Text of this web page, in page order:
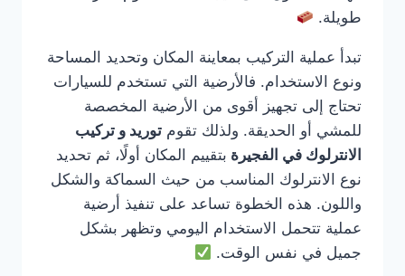
طويلة.
تبدأ عملية التركيب بمعاينة المكان وتحديد المساحة
ونوع الاستخدام. فالأرضية التي تستخدم للسيارات
تحتاج إلى تجهيز أقوى من الأرضية المخصصة
للمشي أو الحديقة. ولذلك تقوم توريد و تركيب
الانترلوك في الفجيرة بتقييم المكان أولًا، ثم تحديد
نوع الانترلوك المناسب من حيث السماكة والشكل
واللون. هذه الخطوة تساعد على تنفيذ أرضية
عملية تتحمل الاستخدام اليومي وتظهر بشكل
جميل في نفس الوقت.